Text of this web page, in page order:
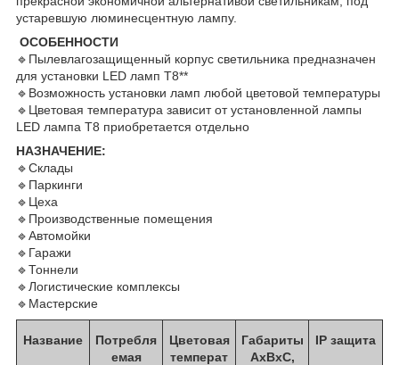
устаревшую люминесцентную лампу.
ОСОБЕННОСТИ
🔹Пылевлагозащищенный корпус светильника предназначен
для установки LED ламп Т8**
🔹Возможность установки ламп любой цветовой температуры
🔹Цветовая температура зависит от установленной лампы
LED лампа Т8 приобретается отдельно
НАЗНАЧЕНИЕ:
🔹Склады
🔹Паркинги
🔹Цеха
🔹Производственные помещения
🔹Автомойки
🔹Гаражи
🔹Тоннели
🔹Логистические комплексы
🔹Мастерские
Название
Потребля
емая
Цветовая
температ
Габариты
АхВхС,
IP защита